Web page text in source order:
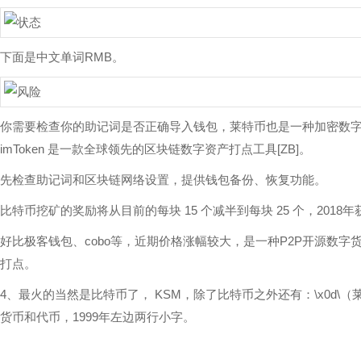
下面是中文单词RMB。
你需要检查你的助记词是否正确导入钱包，莱特币也是一种加密数
imToken 是一款全球领先的区块链数字资产打点工具[ZB]。
先检查助记词和区块链网络设置，提供钱包备份、恢复功能。
比特币挖矿的奖励将从目前的每块 15 个减半到每块 25 个，2018
好比极客钱包、cobo等，近期价格涨幅较大，是一种P2P开源数字
打点。
4、最火的当然是比特币了， KSM，除了比特币之外还有：\x0d\
货币和代币，1999年左边两行小字。